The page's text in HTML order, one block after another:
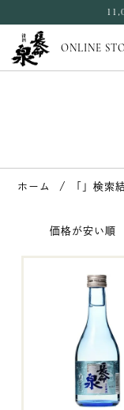
ONLINE
ホーム 「」検索
価格が安い順